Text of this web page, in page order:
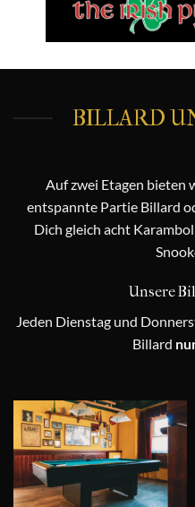
BILLARD
Auf zwei Etagen bieten
entspannte Partie Billard
Dich gleich acht
Unsere
Jeden Dienstag und
Billard